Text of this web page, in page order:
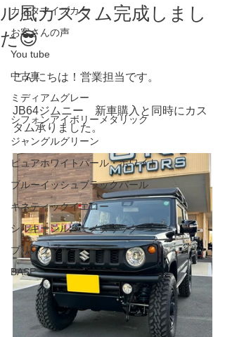
カスタマイズカー
お客さんの声
You tube
中古車
ミディアムグレー
シフォンアイボリーメタリック
ジャングルグリーン
ピュアホワイトパール・ホワイト
ブルーイッシュブラックパール
キネティックイエロー
シルキーシルバーメタリック
ブリスクブルー
BASE
ル風カスタム完成しまし
た😎
こんにちは！営業担当です。
JB64ジムニー　新車購入と 同時にカス
タム承りました。